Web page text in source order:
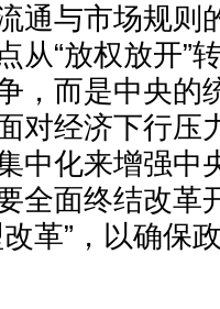
通与市场规则
从“放权放开”
，而是中央的
对经济下行压
中化来增强中
全面终结改革
革”，以确保